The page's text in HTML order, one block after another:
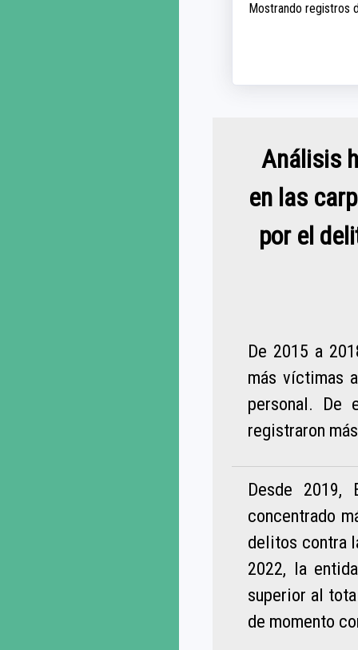
Mostrando registros
Análisis
en las
por el
De 2015 a
más víctimas
personal. De
registraron
Desde
concentrado
delitos contra
2022, la
superior al
de momento